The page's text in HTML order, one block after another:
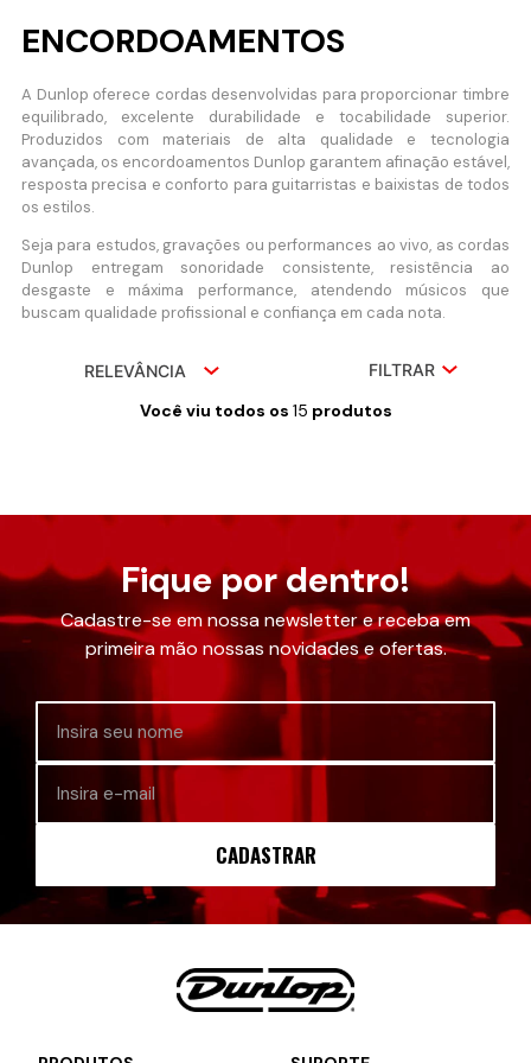
ENCORDOAMENTOS
A Dunlop oferece cordas desenvolvidas para proporcionar timbre
equilibrado, excelente durabilidade e tocabilidade superior.
Produzidos com materiais de alta qualidade e tecnologia
avançada, os encordoamentos Dunlop garantem afinação estável,
resposta precisa e conforto para guitarristas e baixistas de todos
os estilos.
Seja para estudos, gravações ou performances ao vivo, as cordas
Dunlop entregam sonoridade consistente, resistência ao
desgaste e máxima performance, atendendo músicos que
buscam qualidade profissional e confiança em cada nota.
RELEVÂNCIA FILTRAR
Você viu todos os 15 produtos
Fique por dentro!
Cadastre-se em nossa newsletter e receba em
primeira mão nossas novidades e ofertas.
CADASTRAR